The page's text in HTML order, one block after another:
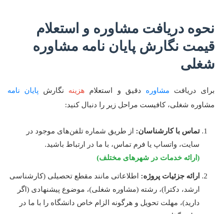
نحوه دریافت مشاوره و استعلام
قیمت نگارش پایان نامه مشاوره
شغلی
برای دریافت مشاوره دقیق و استعلام هزینه نگارش پایان نامه
مشاوره شغلی، کافیست مراحل زیر را دنبال کنید:
تماس با کارشناسان: از طریق شماره تلفن‌های موجود در
سایت، واتساپ یا فرم تماس، با ما در ارتباط باشید.
(ارائه خدمات در شهرهای مختلف)
ارائه جزئیات پروژه: اطلاعاتی مانند مقطع تحصیلی (کارشناسی
ارشد، دکترا)، رشته (مشاوره شغلی)، موضوع پیشنهادی (اگر
دارید)، مهلت تحویل و هرگونه الزام خاص دانشگاه را با ما در